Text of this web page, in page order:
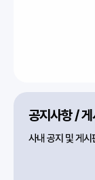
공지사항 /
사내 공지 및 게시